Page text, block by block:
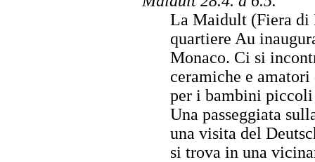
La Maidult (Fiera
quartiere Au
Monaco. Ci si
ceramiche e
per i bambini piccoli
Una passeggiata
una visita del
si trova in una